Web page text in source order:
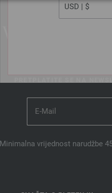
vrijednost narudžbe